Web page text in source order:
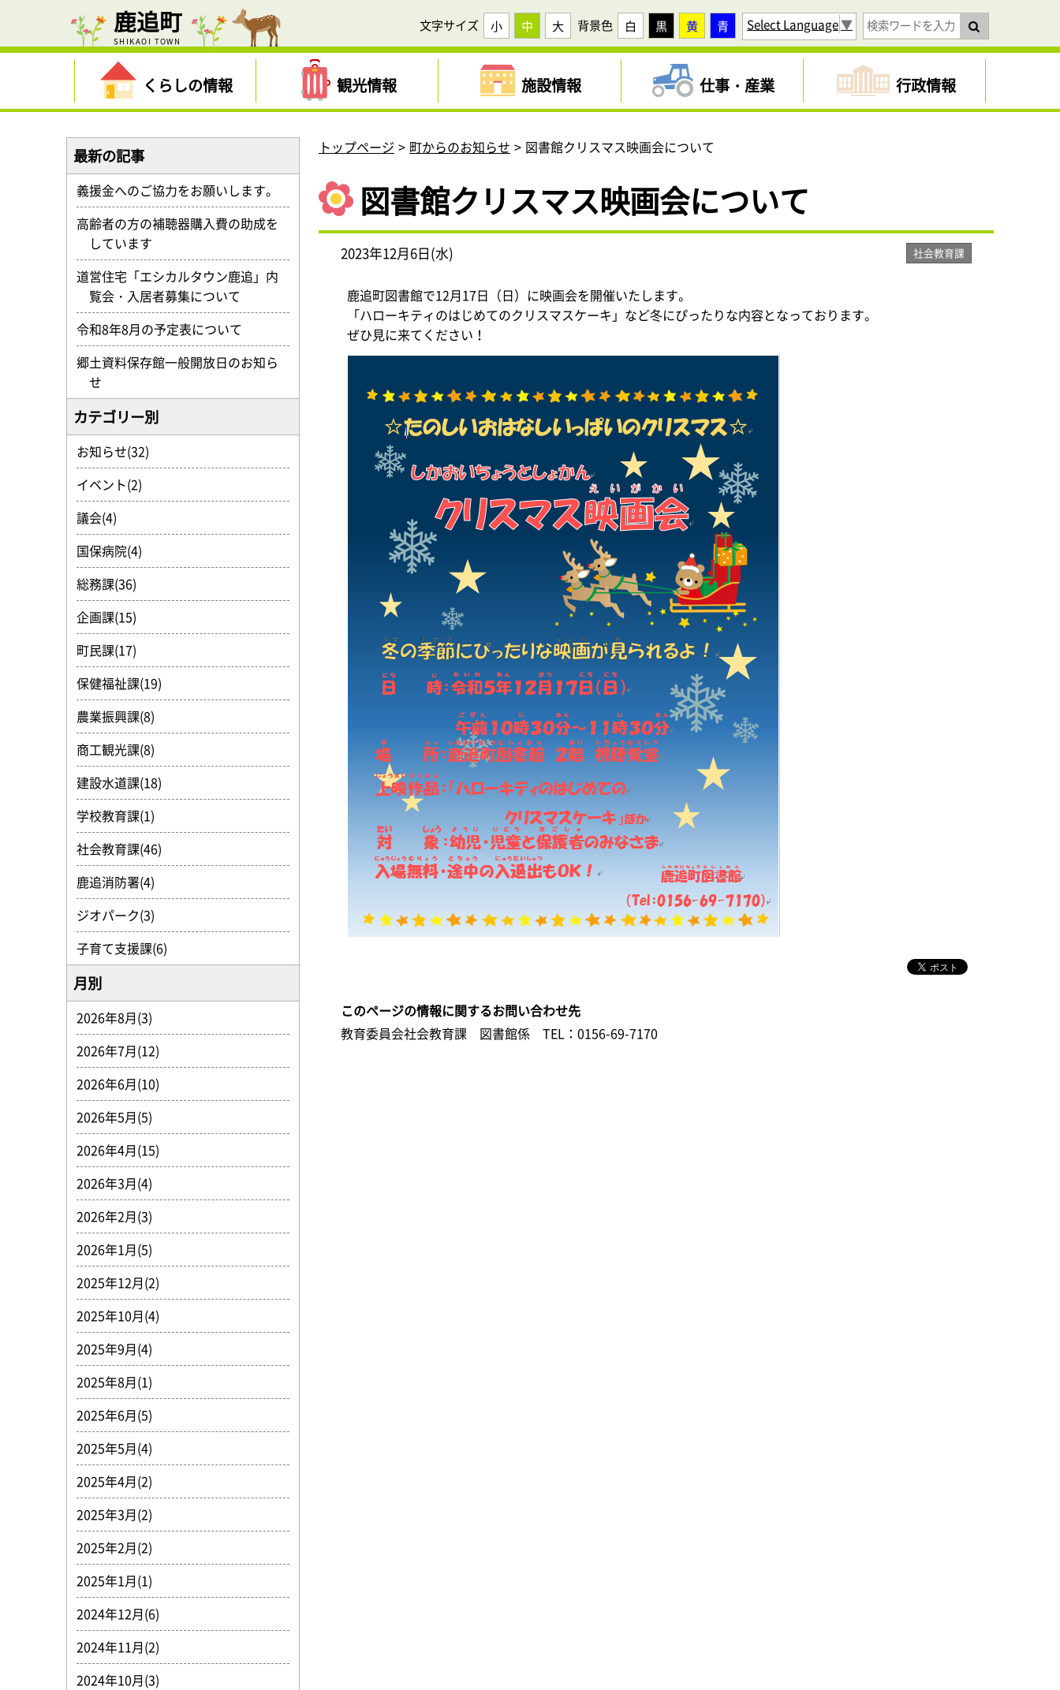
鹿追町
SHIKAOI TOWN
文字サイズ 小 中 大 背景色 白 黒 黄 青 Select Language▼
くらしの情報 観光情報 施設情報 仕事・産業 行政情報
トップページ 町からのお知らせ 図書館クリスマス映画会について
図書館クリスマス映画会について
2023年12月6日(水) 社会教育課
鹿追町図書館で12月17日（日）に映画会を開催いたします。
「ハローキティのはじめてのクリスマスケーキ」など冬にぴったりな内容となっております。
ぜひ見に来てください！
このページの情報に関するお問い合わせ先
教育委員会社会教育課 図書館係
TEL：0156-69-7170
最新の記事
義援金へのご協力をお願いします。
高齢者の方の補聴器購入費の助成を
しています
道営住宅「エシカルタウン鹿追」内
覧会・入居者募集について
令和8年8月の予定表について
郷土資料保存館一般開放日のお知ら
せ
カテゴリー別
お知らせ(32)
イベント(2)
議会(4)
国保病院(4)
総務課(36)
企画課(15)
町民課(17)
保健福祉課(19)
農業振興課(8)
商工観光課(8)
建設水道課(18)
学校教育課(1)
社会教育課(46)
鹿追消防署(4)
ジオパーク(3)
子育て支援課(6)
月別
2026年8月(3)
2026年7月(12)
2026年6月(10)
2026年5月(5)
2026年4月(15)
2026年3月(4)
2026年2月(3)
2026年1月(5)
2025年12月(2)
2025年10月(4)
2025年9月(4)
2025年8月(1)
2025年6月(5)
2025年5月(4)
2025年4月(2)
2025年3月(2)
2025年2月(2)
2025年1月(1)
2024年12月(6)
2024年11月(2)
2024年10月(3)